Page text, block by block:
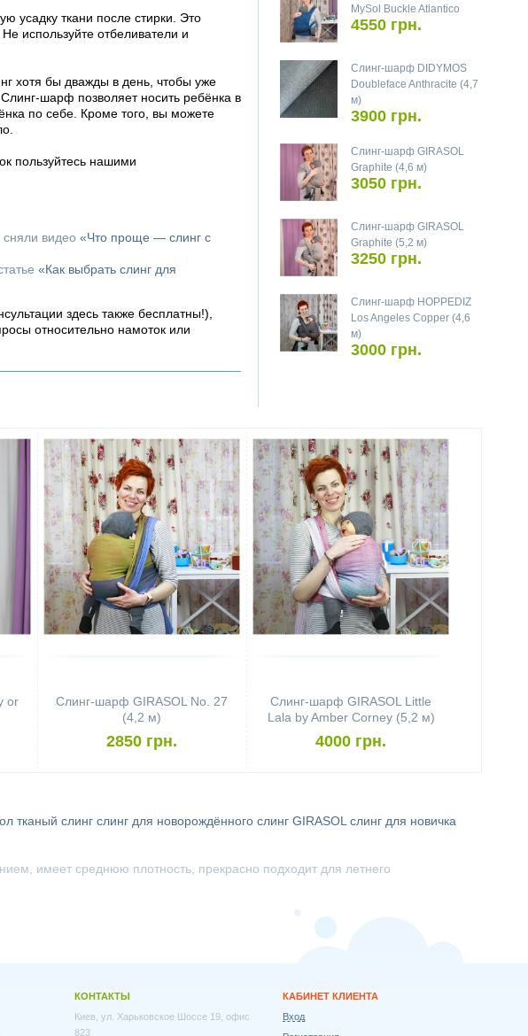
усадку ткани после стирки. Это
используйте отбеливатели и
хотя бы дважды в день, чтобы уже
шарф позволяет носить ребёнка в
по себе. Кроме того, вы можете
пользуйтесь нашими
видео «Что проще — слинг с
«Как выбрать слинг для
здесь также бесплатны!),
относительно намоток или
MySol Buckle Atlantico
4550 грн.
Слинг-шарф DIDYMOS
Doubleface Anthracite (4,7
м)
3900 грн.
Слинг-шарф GIRASOL
Graphite (4,6 м)
3050 грн.
Слинг-шарф GIRASOL
Graphite (5,2 м)
3250 грн.
Слинг-шарф HOPPEDIZ
Los Angeles Copper (4,6
м)
3000 грн.
or
Слинг-шарф GIRASOL No. 27
(4,2 м)
2850 грн.
Слинг-шарф GIRASOL Little
Lala by Amber Corney (5,2 м)
4000 грн.
тканый слинг слинг для новорождённого слинг GIRASOL слинг для новичка
имеет среднюю плотность, прекрасно подходит для летнего
КОНТАКТЫ
Киев, ул. Харьковское Шоссе 19, офис
823
КАБИНЕТ КЛИЕНТА
Вход